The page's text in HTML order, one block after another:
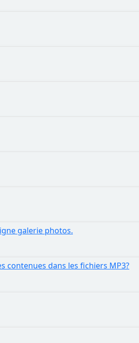
galerie photos.
contenues dans les fichiers MP3?